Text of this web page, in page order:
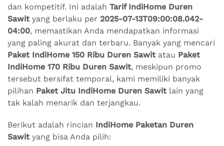
dan kompetitif. Ini adalah Tarif IndiHome Duren
Sawit yang berlaku per 2025-07-13T09:00:08.042-
04:00, memastikan Anda mendapatkan informasi
yang paling akurat dan terbaru. Banyak yang mencari
Paket IndiHome 150 Ribu Duren Sawit atau Paket
IndiHome 170 Ribu Duren Sawit, meskipun promo
tersebut bersifat temporal, kami memiliki banyak
pilihan Paket Jitu IndiHome Duren Sawit lain yang
tak kalah menarik dan terjangkau.
Berikut adalah rincian IndiHome Paketan Duren
Sawit yang bisa Anda pilih: